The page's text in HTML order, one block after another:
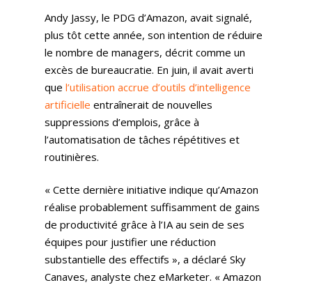
Andy Jassy, le PDG d’Amazon, avait signalé,
plus tôt cette année, son intention de réduire
le nombre de managers, décrit comme un
excès de bureaucratie. En juin, il avait averti
que l’utilisation accrue d’outils d’intelligence
artificielle entraînerait de nouvelles
suppressions d’emplois, grâce à
l’automatisation de tâches répétitives et
routinières.
« Cette dernière initiative indique qu’Amazon
réalise probablement suffisamment de gains
de productivité grâce à l’IA au sein de ses
équipes pour justifier une réduction
substantielle des effectifs », a déclaré Sky
Canaves, analyste chez eMarketer. « Amazon